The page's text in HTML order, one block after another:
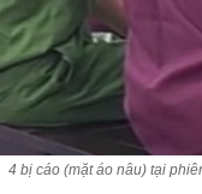
4 bị cáo (mặt áo nâu) tại